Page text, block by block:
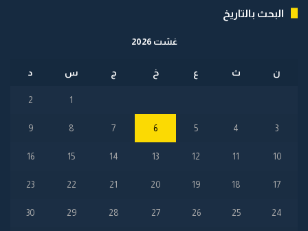
البحث بالتاريخ
غشت 2026
ن ث ع خ ج س د
1
2
3
4
5
6
7
8
9
10
11
12
13
14
15
16
17
18
19
20
21
22
23
24
25
26
27
28
29
30